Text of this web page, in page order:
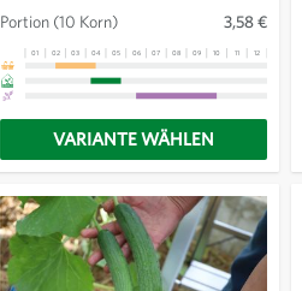
3,58 €
Portion (10 Korn)
01 02 03 04 05 06 07 08 09 10 11 12
VARIANTE WÄHLEN